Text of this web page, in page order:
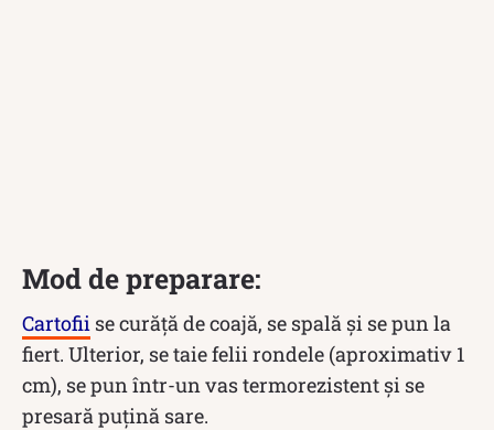
Mod de preparare:
Cartofii se curăță de coajă, se spală și se pun la
fiert. Ulterior, se taie felii rondele (aproximativ 1
cm), se pun într-un vas termorezistent și se
presară puțină sare.